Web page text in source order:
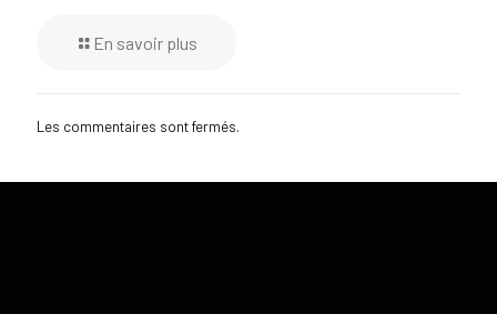
En savoir plus
Les commentaires sont fermés.